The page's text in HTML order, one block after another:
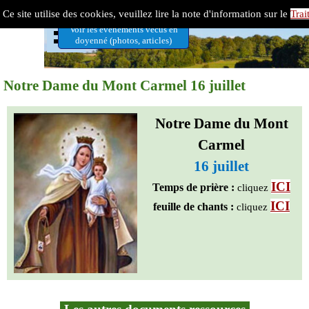
Ce site utilise des cookies, veuillez lire la note d'information sur le
Sauter le menu
Doyenné 7 Vallées-Ternois
Voir les évènements vécus en
doyenné (photos, articles)
Notre Dame du Mont Carmel 16 juillet
Notre Dame du Mont
Carmel
16 juillet
Temps de prière : cliquez ICI
feuille de chants : cliquez ICI